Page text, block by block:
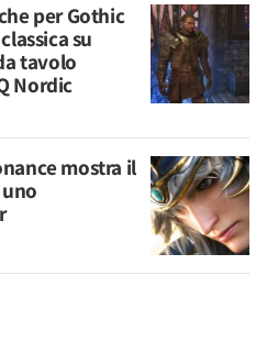
per Gothic
su
tavolo
Nordic
mostra il